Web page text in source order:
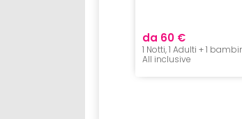
da 60 €
1 Notti, 1 Adulti + 1
All inclusive